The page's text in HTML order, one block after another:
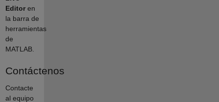
Editoren
la barra de
herramientas
de
MATLAB.
Contáctenos
Contacte
al equipo